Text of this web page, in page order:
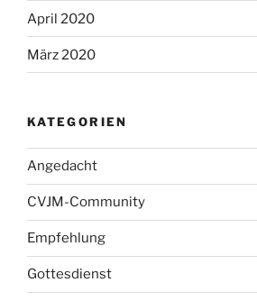
April 2020
März 2020
KATEGORIEN
Angedacht
CVJM-Community
Empfehlung
Gottesdienst